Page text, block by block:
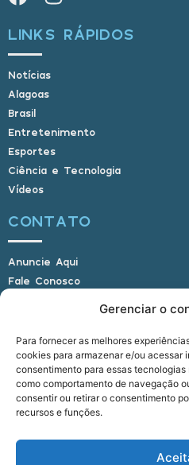
Gerenciar o
Para fornecer as melhores
cookies para armazenar e/ou acessar
consentimento para essas
como comportamento de navegação
consentir ou retirar o consentimento
recursos e funções.
LINKS RÁPIDOS
Notícias
Alagoas
Brasil
Entretenimento
Esportes
Ciência e Tecnologia
Vídeos
CONTATO
Anuncie Aqui
Fale Conosco
E-mail:
Telefone: (82) 9
Responsável
Rua do Sau - Centro -